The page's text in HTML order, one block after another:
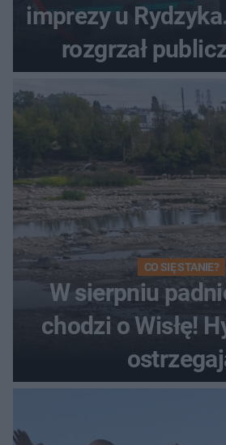
imprezy u
rozgrzał
Toruniu
CO SIĘ STANIE?
W sierpniu
chodzi o Wisłę!